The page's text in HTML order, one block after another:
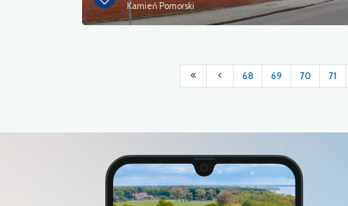
Kamień Pomorski
68 69 70 71